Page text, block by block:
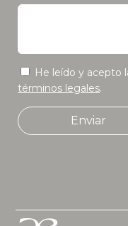
He leído y acepto
términos legales.